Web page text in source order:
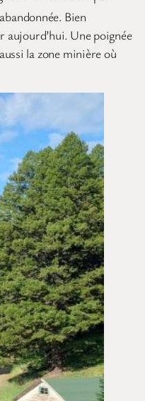
Bien
Une poignée
la zone minière où